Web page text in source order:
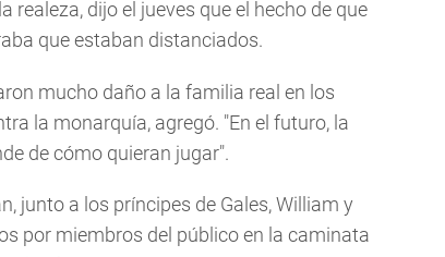
realeza, dijo el jueves que el hecho de que
que estaban distanciados.
mucho daño a la familia real en los
la monarquía, agregó. "En el futuro, la
de cómo quieran jugar".